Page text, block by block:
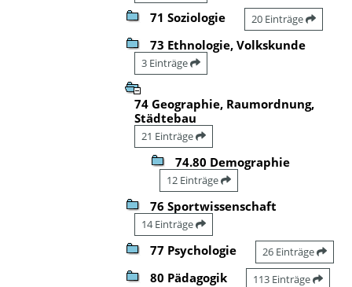
71 Soziologie 20 Einträge
73 Ethnologie, Volkskunde
3 Einträge
74 Geographie, Raumordnung,
Städtebau
21 Einträge
74.80 Demographie
12 Einträge
76 Sportwissenschaft
14 Einträge
77 Psychologie 26 Einträge
80 Pädagogik 113 Einträge